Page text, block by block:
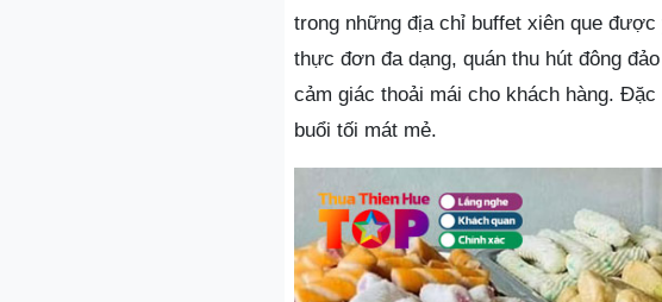
trong những địa chỉ buffet xiên que
thực đơn đa dạng, quán thu hút đông
cảm giác thoải mái cho khách hàng.
buổi tối mát mẻ.